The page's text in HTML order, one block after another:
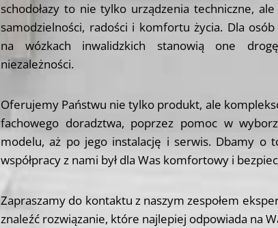
schodołazy to nie tylko urządzenia techniczne,
samodzielności, radości i komfortu życia. Dla osób
na wózkach inwalidzkich stanowią one
niezależności.
Oferujemy Państwu nie tylko produkt, ale
fachowego doradztwa, poprzez pomoc w
modelu, aż po jego instalację i serwis. Dbamy o
współpracy z nami był dla Was komfortowy i
Zapraszamy do kontaktu z naszym zespołem
znaleźć rozwiązanie, które najlepiej odpowiada na